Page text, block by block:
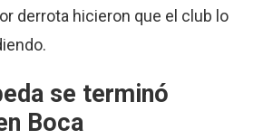
derrota hicieron que el club lo
se terminó
Boca